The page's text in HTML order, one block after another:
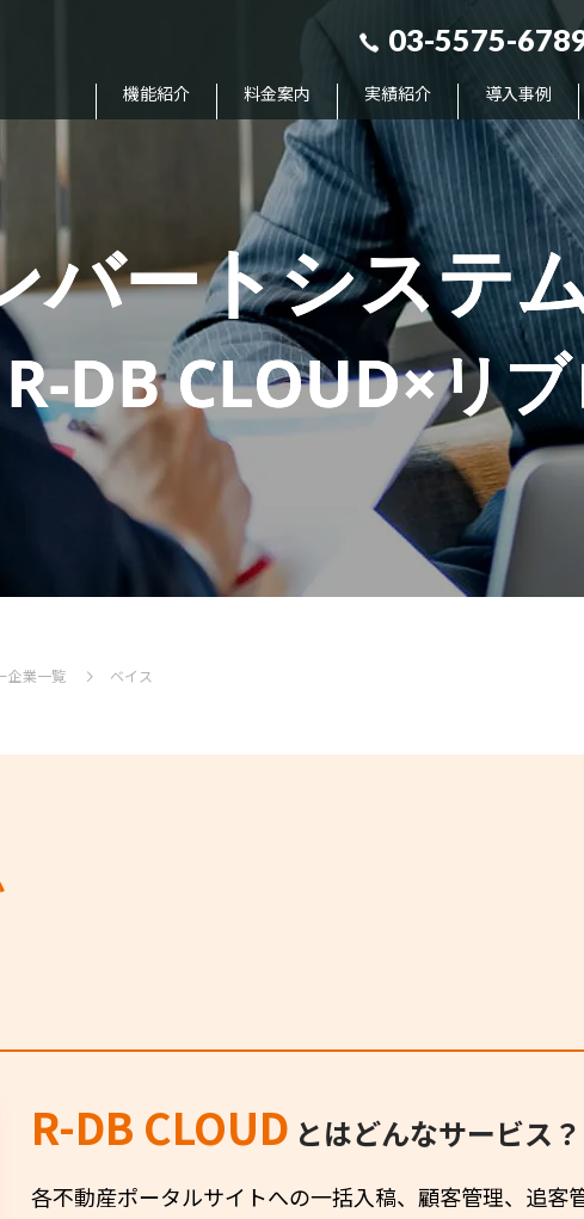
機能紹介 料金案内 実績紹介 導入事例
03-5575-
バートシステ
R-DB CLOUD×リ
企業一覧 ベイス
R-DB CLOUD とはどんなサービス？
各不動産ポータルサイトへの⼀括⼊稿、顧客管理、追客